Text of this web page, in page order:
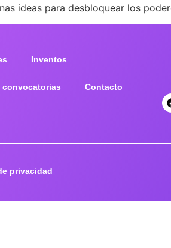
ideas para desbloquear los
Inventos
convocatorias Contacto
privacidad